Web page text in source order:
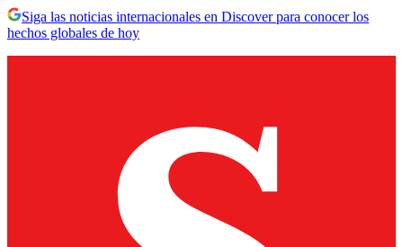
Siga las noticias internacionales en Discover para conocer los
hechos globales de hoy